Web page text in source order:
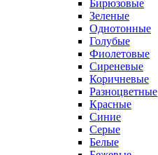
Бирюзовые
Зеленые
Однотонные
Голубые
Фиолетовые
Сиреневые
Коричневые
Разноцветные
Красные
Синие
Серые
Белые